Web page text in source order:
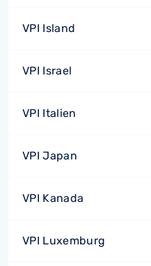
VPI Island
VPI Israel
VPI Italien
VPI Japan
VPI Kanada
VPI Luxemburg